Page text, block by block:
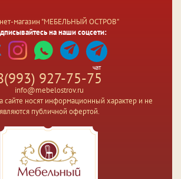
магазин "МЕБЕЛЬНЫЙ ОСТРОВ"
на наши соцсети:
чат
927-75-75
info@mebelostrov.ru
носят информационный характер и не
являются публичной офертой.